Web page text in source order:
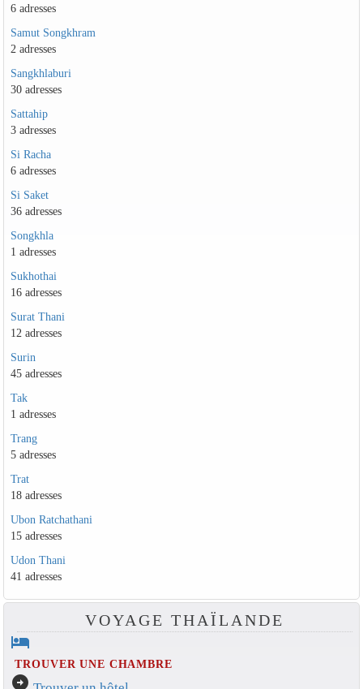
6 adresses
Samut Songkhram
2 adresses
Sangkhlaburi
30 adresses
Sattahip
3 adresses
Si Racha
6 adresses
Si Saket
36 adresses
Songkhla
1 adresses
Sukhothai
16 adresses
Surat Thani
12 adresses
Surin
45 adresses
Tak
1 adresses
Trang
5 adresses
Trat
18 adresses
Ubon Ratchathani
15 adresses
Udon Thani
41 adresses
VOYAGE THAÏLANDE
hotel
TROUVER UNE CHAMBRE
arrow_circle_right